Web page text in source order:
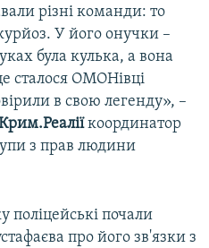
різні команди: то
У його онучки –
була кулька, а вона
сталося ОМОНівці
в свою легенду», –
координатор
з прав людини
поліцейські почали
про його зв'язки з